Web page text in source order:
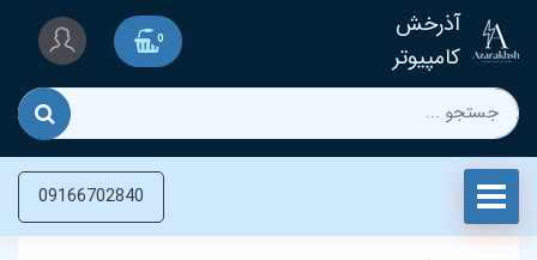
آذرخش
کامپیوتر
0
09166702840